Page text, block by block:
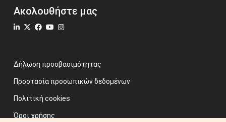
Ακολουθήστε μας
Δήλωση προσβασιμότητας
Προστασία προσωπικών δεδομένων
Πολιτική cookies
Όροι χρήσης